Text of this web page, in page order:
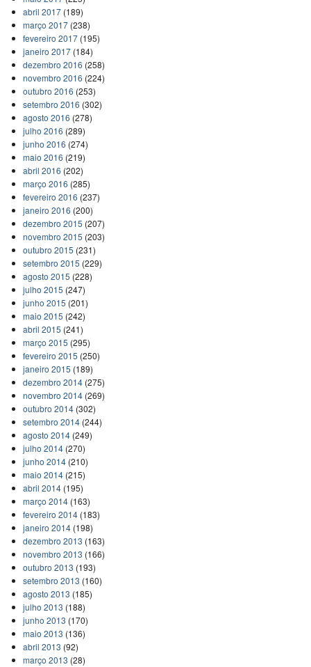
abril 2017(189)
março 2017(238)
fevereiro 2017(195)
janeiro 2017(184)
dezembro 2016 (258)
novembro 2016 (224)
outubro 2016 (253)
setembro 2016 (302)
agosto 2016 (278)
julho 2016 (289)
junho 2016 (274)
maio 2016 (219)
abril 2016 (202)
março 2016 (285)
fevereiro 2016 (237)
janeiro 2016 (200)
dezembro 2015 (207)
novembro 2015 (203)
outubro 2015 (231)
setembro 2015 (229)
agosto 2015 (228)
julho 2015 (247)
junho 2015 (201)
maio 2015 (242)
abril 2015 (241)
março 2015 (295)
fevereiro 2015 (250)
janeiro 2015 (189)
dezembro 2014(275)
novembro 2014(269)
outubro 2014(302)
setembro 2014(244)
agosto 2014(249)
julho 2014(270)
junho 2014(210)
maio 2014(215)
abril 2014(195)
março 2014(163)
fevereiro 2014(183)
janeiro 2014(198)
dezembro 2013 (163)
novembro 2013 (166)
outubro 2013 (193)
setembro 2013 (160)
agosto 2013 (185)
julho 2013 (188)
junho 2013 (170)
maio 2013 (136)
abril 2013 (92)
março 2013 (28)